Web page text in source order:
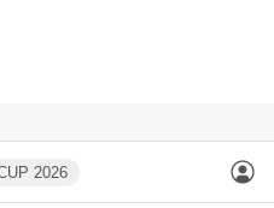
2026